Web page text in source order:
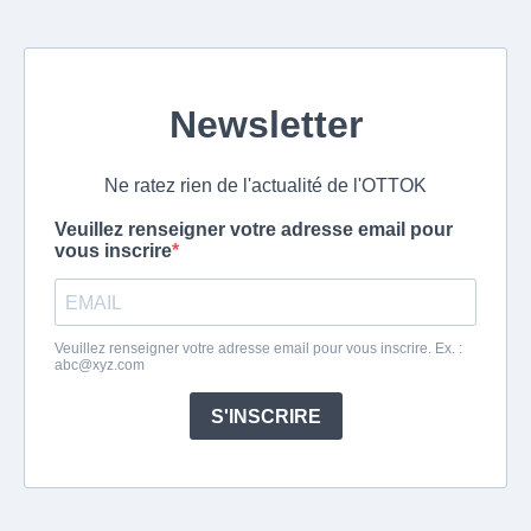
Newsletter
Ne ratez rien de l'actualité de l'OTTOK
Veuillez renseigner votre adresse email pour
vous inscrire
Veuillez renseigner votre adresse email pour vous inscrire. Ex. :
abc@xyz.com
S'INSCRIRE